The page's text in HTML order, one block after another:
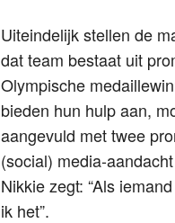
Uiteindelijk stellen de
dat team bestaat uit
Olympische
bieden hun hulp aan,
aangevuld met twee
(social) media-
Nikkie zegt: “Als
ik het”.